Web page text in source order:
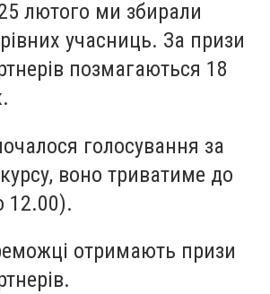
лютого ми збирали
учасниць. За призи
позмагаються 18
голосування за
воно триватиме до
12.00).
отримають призи